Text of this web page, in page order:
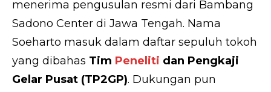
menerima pengusulan resmi dari Bambang
Sadono Center di Jawa Tengah. Nama
Soeharto masuk dalam daftar sepuluh tokoh
yang dibahas Tim Peneliti dan Pengkaji
Gelar Pusat (TP2GP). Dukungan pun